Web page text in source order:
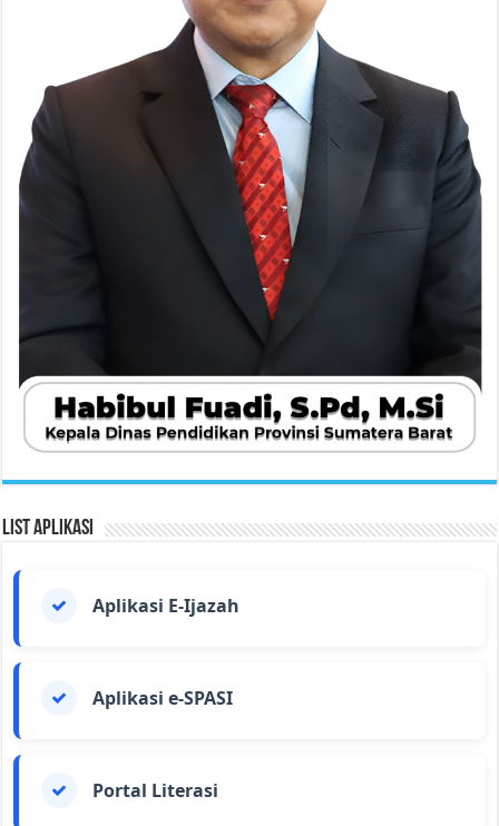
List Aplikasi
Aplikasi E-Ijazah
Aplikasi e-SPASI
Portal Literasi